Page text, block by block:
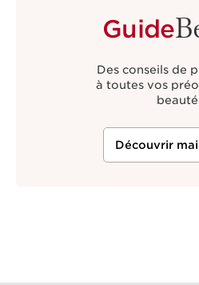
Guide
Des conseils de
à toutes vos
Découvrir